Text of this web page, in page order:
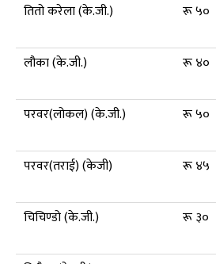
तितो करेला (के.जी.)
रू ५०
लौका (के.जी.)
रू ४०
परवर(लोकल) (के.जी.)
रू ५०
परवर(तराई) (केजी)
रू ४५
चिचिण्डो (के.जी.)
रू ३०